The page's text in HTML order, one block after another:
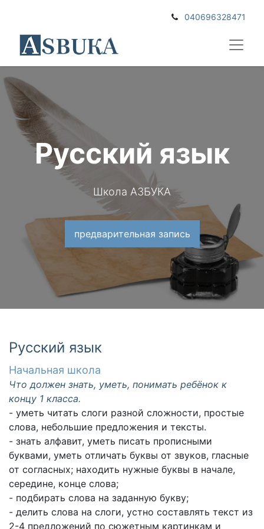
040696328471
Русский язык
Школа АЗБУКА
предварительная запись
Русский язык
Начальная школа
Что должен знать, уметь, понимать ребёнок к
концу 1 класса.
- уметь читать слоги разной сложности, простые
слова, небольшие предложения и тексты.
- знать алфавит, уметь писать прописными
буквами, уметь отличать буквы от звуков, гласные
от согласных; находить нужные буквы в начале,
середине, конце слова;
- подбирать слова на заданную букву;
- делить слова на слоги, устно составлять текст из
2-4 предложений по сюжетным картинкам и